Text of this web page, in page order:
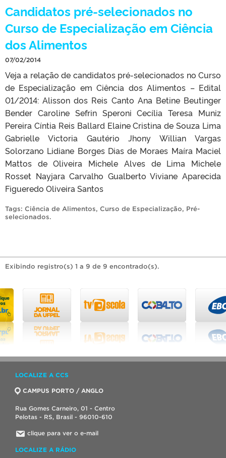
Candidatos pré-selecionados no
Curso de Especialização em Ciência
dos Alimentos
07/02/2014
Veja a relação de candidatos pré-selecionados no Curso
de Especialização em Ciência dos Alimentos – Edital
01/2014: Alisson dos Reis Canto Ana Betine Beutinger
Bender Caroline Sefrin Speroni Cecília Teresa Muniz
Pereira Cíntia Reis Ballard Elaine Cristina de Souza Lima
Gabrielle Victoria Gautério Jhony Willian Vargas
Solorzano Lidiane Borges Dias de Moraes Maíra Maciel
Mattos de Oliveira Michele Alves de Lima Michele
Rosset Nayjara Carvalho Gualberto Viviane Aparecida
Figueredo Oliveira Santos
Tags: Ciência de Alimentos, Curso de Especialização, Pré-
selecionados.
Exibindo registro(s) 1 a 9 de 9 encontrado(s).
LOCALIZE A CCS
CAMPUS PORTO / ANGLO
Rua Gomes Carneiro, 01 - Centro
Pelotas - RS, Brasil - 96010-610
clique para ver o e-mail
LOCALIZE A RÁDIO